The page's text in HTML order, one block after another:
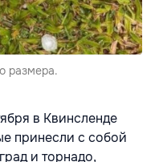
размера.
в Квинсленде
принесли с собой
и торнадо,